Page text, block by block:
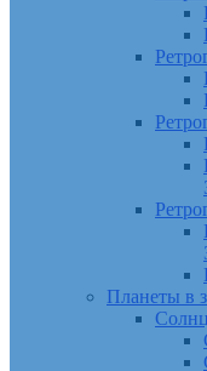
Планеты в